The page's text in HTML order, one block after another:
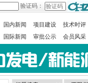
验证码：
国内新闻 项目建设
技术时评
国际新闻
审批公示 会员风采